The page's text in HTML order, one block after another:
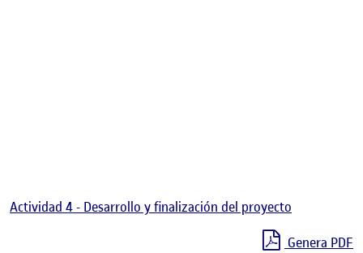
Actividad 4 - Desarrollo y finalización del proyecto
Genera PDF